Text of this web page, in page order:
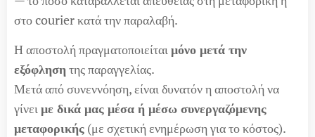
στο courier κατά την παραλαβή.
Η αποστολή πραγματοποιείταιμόνο μετά την
εξόφληση της παραγγελίας.
Μετά από συνεννόηση, είναι δυνατόν η αποστολή να
γίνειμε δικά μας μέσα ή μέσω συνεργαζόμενης
μεταφορικής (με σχετική ενημέρωση για το κόστος).